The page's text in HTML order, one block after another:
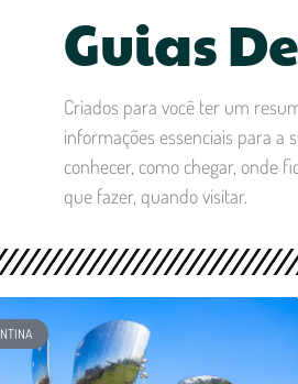
Guias
Criados para você ter um
informações essenciais para a
conhecer, como chegar, onde
que fazer, quando visitar.